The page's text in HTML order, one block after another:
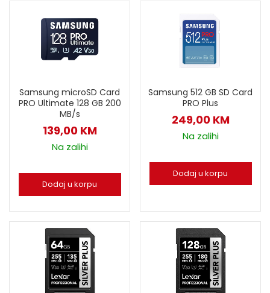
Samsung microSD Card
PRO Ultimate 128 GB 200
MB/s
139,00 KM
Na zalihi
Dodaj u korpu
Samsung 512 GB SD Card
PRO Plus
249,00 KM
Na zalihi
Dodaj u korpu